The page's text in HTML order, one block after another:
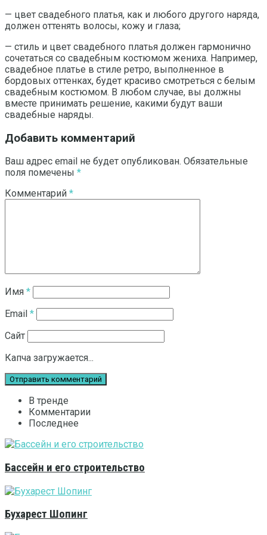
— цвет свадебного платья, как и любого другого наряда,
должен оттенять волосы, кожу и глаза;
— стиль и цвет свадебного платья должен гармонично
сочетаться со свадебным костюмом жениха. Например,
свадебное платье в стиле ретро, выполненное в
бордовых оттенках, будет красиво смотреться с белым
свадебным костюмом. В любом случае, вы должны
вместе принимать решение, какими будут ваши
свадебные наряды.
Добавить комментарий
Ваш адрес email не будет опубликован. Обязательные
поля помечены *
Комментарий *
Имя *
Email *
Сайт
Капча загружается...
В тренде
Комментарии
Последнее
Бассейн и его строительство
Бухарест Шопинг